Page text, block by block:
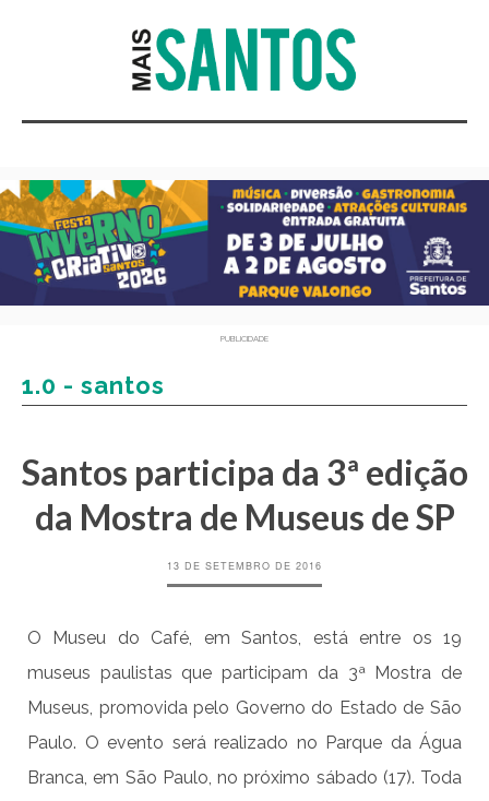
PUBLICIDADE
1.0 - santos
Santos participa da 3ª edição
da Mostra de Museus de SP
13 DE SETEMBRO DE 2016
O Museu do Café, em Santos, está entre os 19
museus paulistas que participam da 3ª Mostra de
Museus, promovida pelo Governo do Estado de São
Paulo. O evento será realizado no Parque da Água
Branca, em São Paulo, no próximo sábado (17). Toda